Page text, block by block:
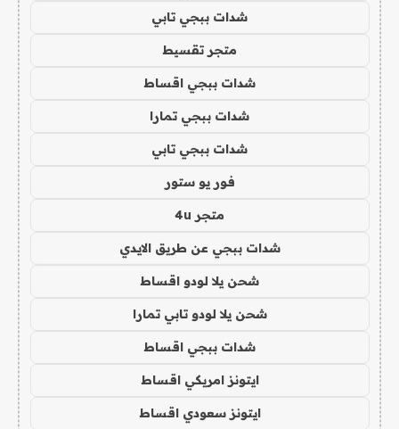
شدات ببجي تابي
متجر تقسيط
شدات ببجي اقساط
شدات ببجي تمارا
شدات ببجي تابي
فور يو ستور
متجر 4u
شدات ببجي عن طريق الايدي
شحن يلا لودو اقساط
شحن يلا لودو تابي تمارا
شدات ببجي اقساط
ايتونز امريكي اقساط
ايتونز سعودي اقساط